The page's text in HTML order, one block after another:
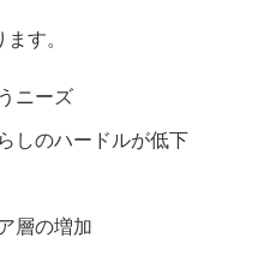
す。
ニーズ
しのハードルが低下
層の増加